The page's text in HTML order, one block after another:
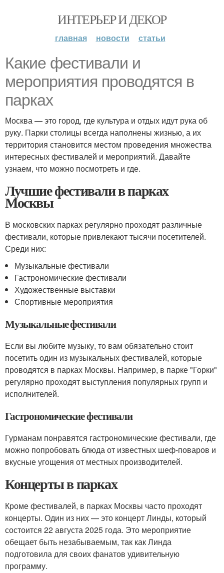
ИНТЕРЬЕР И ДЕКОР
главная новости статьи
Какие фестивали и
мероприятия проводятся в
парках
Москва — это город, где культура и отдых идут рука об
руку. Парки столицы всегда наполнены жизнью, а их
территория становится местом проведения множества
интересных фестивалей и мероприятий. Давайте
узнаем, что можно посмотреть и где.
Лучшие фестивали в парках
Москвы
В московских парках регулярно проходят различные
фестивали, которые привлекают тысячи посетителей.
Среди них:
Музыкальные фестивали
Гастрономические фестивали
Художественные выставки
Спортивные мероприятия
Музыкальные фестивали
Если вы любите музыку, то вам обязательно стоит
посетить один из музыкальных фестивалей, которые
проводятся в парках Москвы. Например, в парке "Горки"
регулярно проходят выступления популярных групп и
исполнителей.
Гастрономические фестивали
Гурманам понравятся гастрономические фестивали, где
можно попробовать блюда от известных шеф-поваров и
вкусные угощения от местных производителей.
Концерты в парках
Кроме фестивалей, в парках Москвы часто проходят
концерты. Один из них — это концерт Линды, который
состоится 22 августа 2025 года. Это мероприятие
обещает быть незабываемым, так как Линда
подготовила для своих фанатов удивительную
программу.